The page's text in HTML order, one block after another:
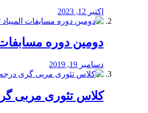
اکتبر 12, 2023
دومین دوره
دسامبر 19, 2019
کلاس تئوری مربی گری